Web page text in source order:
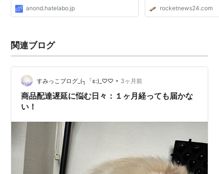
anond.hatelabo.jp rocketnews24.com
関連ブログ
すみっこブログ_(┐「ε:)_♡♡ • 3ヶ月前
商品配達遅延に悩む日々：１ヶ月経っても届かな
い！